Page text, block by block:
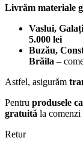
Livrăm materiale
Vaslui,
5.000 lei
Buzău,
Brăila –
Astfel, asigurăm
Pentru produsele
gratuită la comenzi
Retur